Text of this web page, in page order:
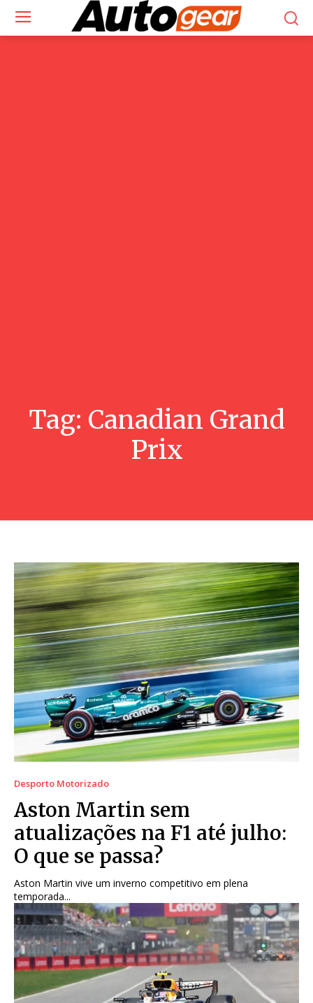
Tag: Canadian Grand
Prix
Desporto Motorizado
Aston Martin sem
atualizações na F1 até julho:
O que se passa?
Aston Martin vive um inverno competitivo em plena
temporada...